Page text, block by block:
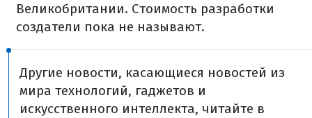
Великобритании. Стоимость разработки
создатели пока не называют.
Другие новости, касающиеся новостей из
мира технологий, гаджетов и
искусственного интеллекта, читайте в